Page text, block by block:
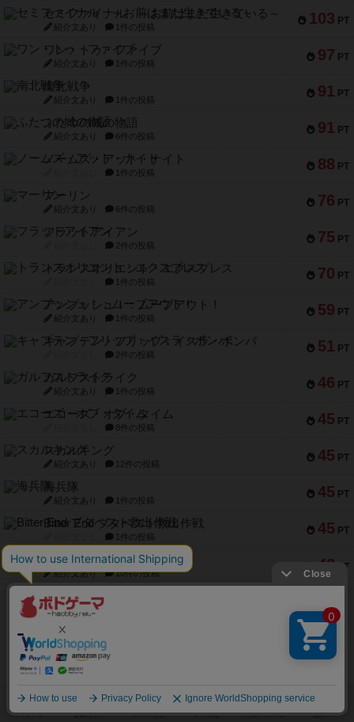
103 PT
セミファイナル ～お前はまだ生きている～
紹介文あり 1件の投稿
97 PT
ワン・トゥ・ファイブ
紹介文あり 1件の投稿
91 PT
南北戦争
紹介文あり 1件の投稿
91 PT
ふたつの城の物語
紹介文あり 6件の投稿
88 PT
ノームズ・アット・ナイト
1件の投稿
76 PT
マーリン
紹介文あり 6件の投稿
75 PT
フラットアイアン
2件の投稿
70 PT
トランスオリエント・エクスプレス
1件の投稿
59 PT
アンブッシュ！：ムーブアウト！
紹介文あり 1件の投稿
51 PT
キャプテン・フリップ：イスラ・ボンバ
2件の投稿
46 PT
ガルフストライク
紹介文あり 1件の投稿
45 PT
エコーズ・オブ・タイム
8件の投稿
45 PT
スカルキング
紹介文あり 12件の投稿
45 PT
海兵隊
紹介文あり 1件の投稿
45 PT
Bitter End ブタペスト救出作戦
1件の投稿
42 PT
ドコジャン
紹介文あり 10件の投稿
※Apple、Apple のロゴ は、米国および他の国々で登録されたApple Inc.の商標です。
※App Store は、Apple Inc.のサービスマークです。
※Android は、グーグル インコーポレイテッドの商標または登録商標です。
※Google Play とそのロゴは、Google Inc.の商標または登録商標です。